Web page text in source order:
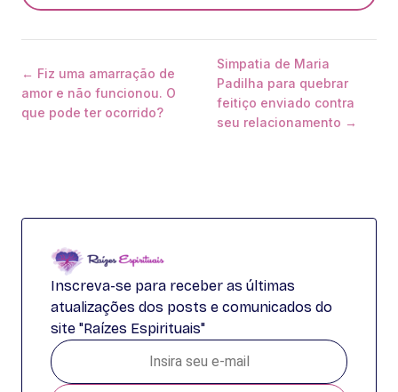
← Fiz uma amarração de
amor e não funcionou. O
que pode ter ocorrido?
Simpatia de Maria
Padilha para quebrar
feitiço enviado contra
seu relacionamento →
Inscreva-se para receber as últimas
atualizações dos posts e comunicados do
site "Raízes Espirituais"